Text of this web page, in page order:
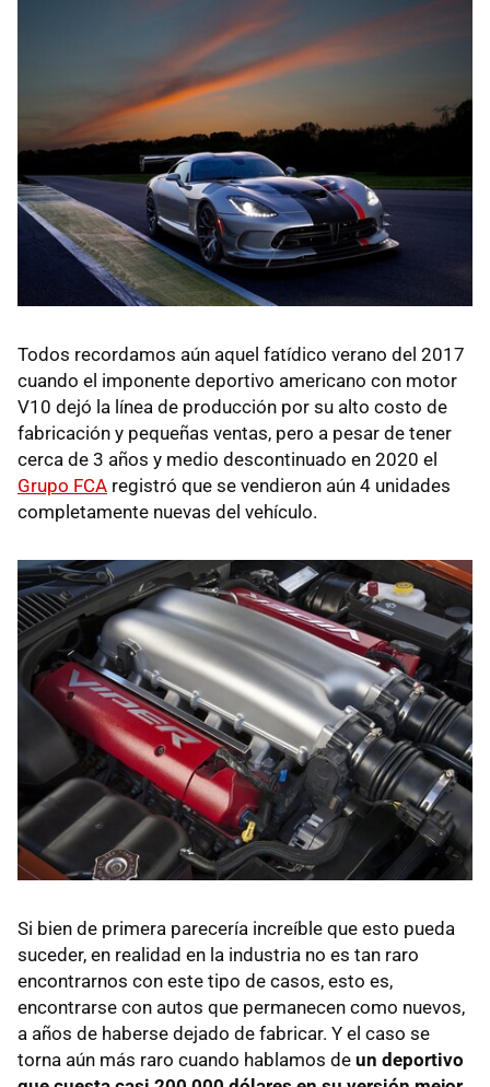
Todos recordamos aún aquel fatídico verano del 2017
cuando el imponente deportivo americano con motor
V10 dejó la línea de producción por su alto costo de
fabricación y pequeñas ventas, pero a pesar de tener
cerca de 3 años y medio descontinuado en 2020 el
Grupo FCA registró que se vendieron aún 4 unidades
completamente nuevas del vehículo.
Si bien de primera parecería increíble que esto pueda
suceder, en realidad en la industria no es tan raro
encontrarnos con este tipo de casos, esto es,
encontrarse con autos que permanecen como nuevos,
a años de haberse dejado de fabricar. Y el caso se
torna aún más raro cuando hablamos de un deportivo